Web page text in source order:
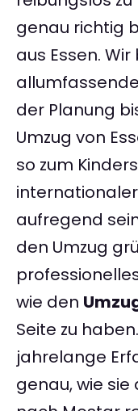
genau richtig
aus Essen.
der Planung
Umzug von
so zum
aufregend
den Umzug
wie den
Seite zu
jahrelange
genau, wie sie